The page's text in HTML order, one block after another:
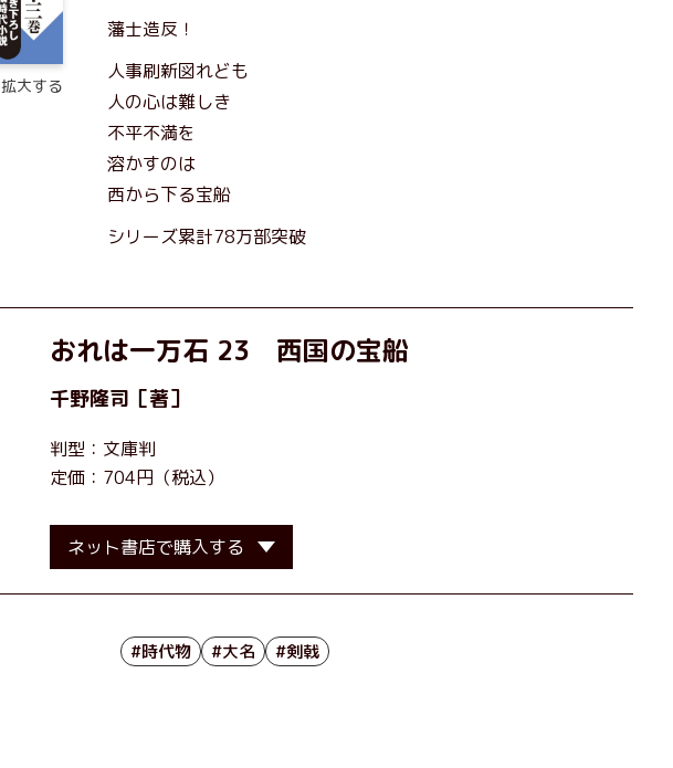
拡大する
藩士造反！
人事刷新図れども
人の心は難しき
不平不満を
溶かすのは
西から下る宝船
シリーズ累計78万部突破
おれは一万石 23 西国の宝船
千野隆司 ［著］
判型：文庫判
定価：704円（税込）
ネット書店で購入する
#時代物 #大名 #剣戟